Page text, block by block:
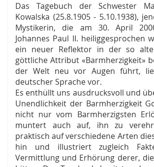
Das Tagebuch der Schwester
Kowalska (25.8.1905 - 5.10.1938),
Mystikerin, die am 30. April
Johannes Paul II. heiliggesprochen
ein neuer Reflektor in der so
göttliche Attribut «Barmherzigkeit»
der Welt neu vor Augen führt,
deutscher Sprache vor.
Es enthüllt uns ausdrucksvoll und
Unendlichkeit der Barmherzigkeit
nicht nur vom Barmherzigsten
muntert auch auf, ihn zu
praktisch auf verschiedene Arten
hin und illustriert zugleich
Vermittlung und Erhörung derer,